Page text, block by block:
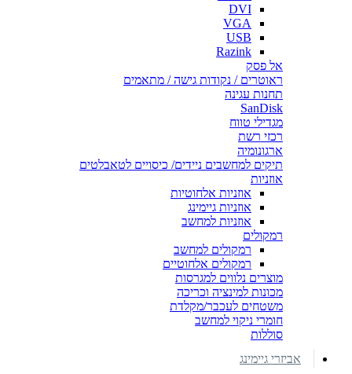
DVI
VGA
USB
Razink
אל פסק
ראוטרים / נקודות גישה / מתאמים
תחנות עגינה
SanDisk
מגדילי טווח
רכזי רשת
ארגונומיה
תיקים למחשבים ניידים/ כיסויים לטאבלטים
אוזניות
אוזניות אלחוטיות
אוזניות גיימינג
אוזניות למחשב
רמקולים
רמקולים למחשב
רמקולים אלחוטיים
מוצרים נלווים למגרסות
מכונות למינציה וכריכה
משטחים לעכבר/מקלדת
חומרי ניקוי למחשב
סוללות
אביזרי גיימינג